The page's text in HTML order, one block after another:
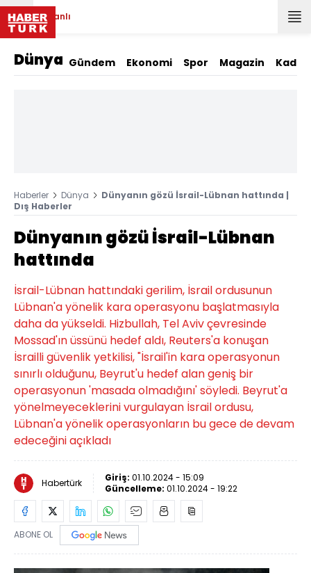
Canlı
Dünya Gündem Ekonomi Spor Magazin Kadın
Haberler Dünya
Dünyanın gözü İsrail-Lübnan hattında |
Dış Haberler
Dünyanın gözü İsrail-Lübnan
hattında
İsrail-Lübnan hattındaki gerilim, İsrail ordusunun
Lübnan'a yönelik kara operasyonu başlatmasıyla
daha da yükseldi. Hizbullah, Tel Aviv çevresinde
Mossad'ın üssünü hedef aldı, Reuters'a konuşan
İsrailli güvenlik yetkilisi, "İsrail'in kara operasyonun
sınırlı olduğunu, Beyrut'u hedef alan geniş bir
operasyonun 'masada olmadığını' söyledi. Beyrut'a
yönelmeyeceklerini vurgulayan İsrail ordusu,
Lübnan'a yönelik operasyonların bu gece de devam
edeceğini açıkladı
Habertürk Giriş: 01.10.2024 - 15:09
Güncelleme: 01.10.2024 - 19:22
ABONE OL